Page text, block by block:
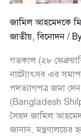
জামিল আহমেদকে
জাতীয়,বিনোদন /
গতকাল (২৮
নাট্যোৎসব এর
পদত্যাগপত্র জমা
(Bangladesh
সৈয়দ জামিল
জানান, মন্ত্রণালয়ের